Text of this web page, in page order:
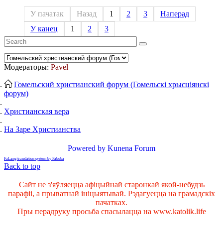
У пачатак Назад 1 2 3
Наперад
У канец
1 2 3
Модераторы: Pavel
Гомельский христианский форум (Гомельскі хрысціянскі
форум)
Христианская вера
На Заре Христианства
Powered by Kunena Forum
FaLang translation system by Faboba
Back to top
Сайт не з'яўляецца афіцыйнай старонкай якой-небудзь
парафіі, а прыватнай ініцыятывай. Рэдагуецца на грамадскіх
пачатках.
Пры перадруку просьба спасылацца на www.katolik.life